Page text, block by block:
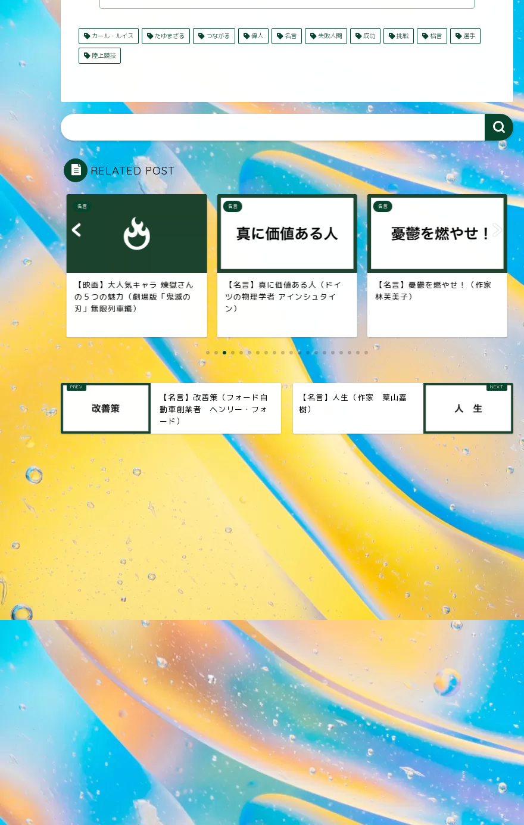
カール・ルイス たゆまざる つながる 偉人 名言 失敗人間 成功 挑戦 格言 選手
陸上競技
RELATED POST
の界（教
名言
【映画】大人気キャラ 煉󠄁獄さん
の５つの魅力（劇場版「鬼滅の
刃」無限列車編）
名言
【名言】真に価値ある人（ドイ
ツの物理学者 アインシュタイ
ン）
名言
【名言】憂鬱を燃やせ！（作家
林芙美子）
【名言】改善策（フォード自
動車創業者 ヘンリー・フォ
ード）
【名言】人生（作家 葉山嘉
樹）